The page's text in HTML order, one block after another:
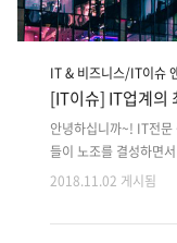
IT & 비즈니스/IT이슈
[IT이슈] IT업계의
안녕하십니까~! IT전
들이 노조를 결성하면
습니다. 흔히 IT계열의
서 만든다는 말이 있듯
2018.11.02 게시됨